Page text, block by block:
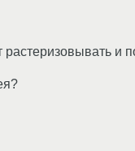
растеризовывать и